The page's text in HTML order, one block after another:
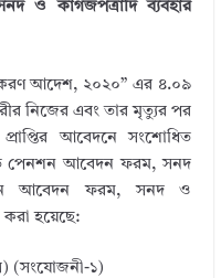
ও কাগজপত্রাদি ব্যবহার
আদেশ, ২০২০” এর ৪.০৯
নিজের এবং তার মৃত্যুর পর
আবেদনে সংশোধিত
পেনশন আবেদন ফরম, সনদ
আবেদন ফরম, সনদ ও
হয়েছে:
(সংযোজনী-১)